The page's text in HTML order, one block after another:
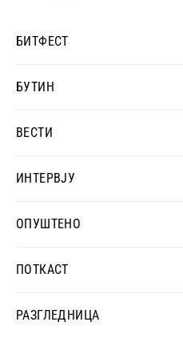
БИТФЕСТ
БУТИН
ВЕСТИ
ИНТЕРВЈУ
ОПУШТЕНО
ПОТКАСТ
РАЗГЛЕДНИЦА